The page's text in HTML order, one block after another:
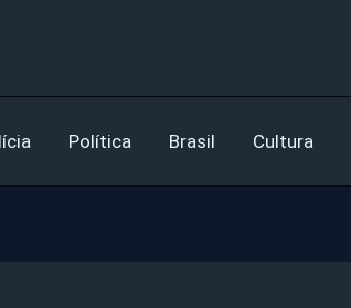
Política Brasil Cultura